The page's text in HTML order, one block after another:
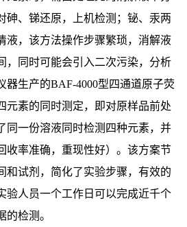
砷、锑还原，上机检测；铋、汞两
液，该方法操作步骤繁琐，消解液
，同时可能会引入二次污染，分析
器生产的BAF-4000型四通道原子荧
元素的同时测定，即对原样品前处
同一份溶液同时检测四种元素，并
收率准确，重现性好）。该方案节
和试剂，简化了实验步骤，有效的
验人员一个工作日可以完成近千个
的检测。